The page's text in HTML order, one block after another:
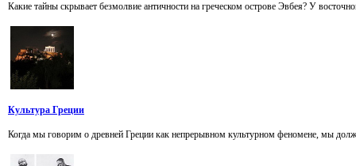
Какие тайны скрывает безмолвие античности на греческом острове Эвбея? У
Культура Греции
Когда мы говорим о древней Греции как непрерывном культурном феномене, мы